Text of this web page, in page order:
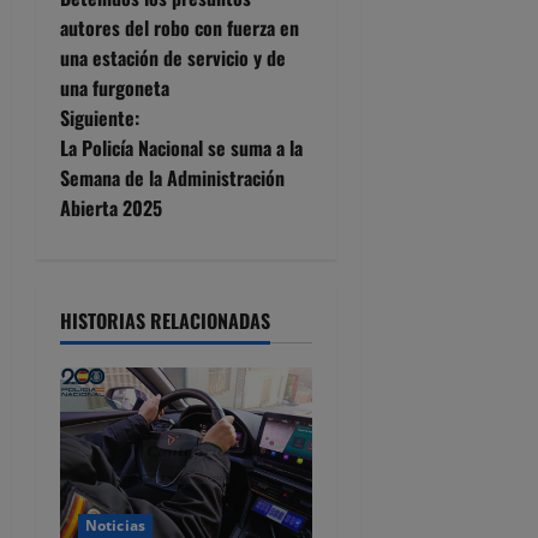
a
v
e
g
a
i
ó
n
d
autores del robo con fuerza en
una estación de servicio y de
una furgoneta
Siguiente:
La Policía Nacional se suma a la
Semana de la Administración
Abierta 2025
HISTORIAS RELACIONADAS
Noticias